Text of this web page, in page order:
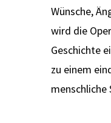
Wünsche,
wird die
Geschichte
zu einem
menschliche